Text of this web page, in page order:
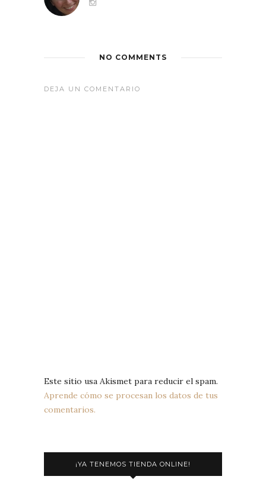
NO COMMENTS
DEJA UN COMENTARIO
Este sitio usa Akismet para reducir el spam.
Aprende cómo se procesan los datos de tus
comentarios.
¡YA TENEMOS TIENDA ONLINE!